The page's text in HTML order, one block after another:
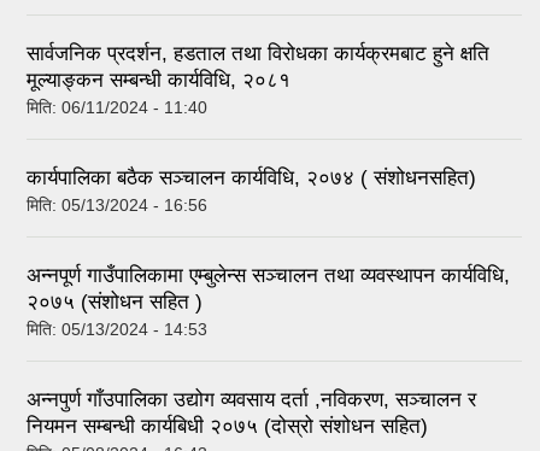
सार्वजनिक प्रदर्शन, हडताल तथा विरोधका कार्यक्रमबाट हुने क्षति
मूल्याङ्कन सम्बन्धी कार्यविधि, २०८१
मिति: 06/11/2024 - 11:40
कार्यपालिका बठैक सञ्चालन कार्यविधि, २०७४ ( संशोधनसहित)
मिति: 05/13/2024 - 16:56
अन्नपूर्ण गाउँपालिकामा एम्बुलेन्स सञ्चालन तथा व्यवस्थापन कार्यविधि,
२०७५ (संशोधन सहित )
मिति: 05/13/2024 - 14:53
अन्नपुर्ण गाँउपालिका उद्योग व्यवसाय दर्ता ,नविकरण, सञ्चालन र
नियमन सम्बन्धी कार्यबिधी २०७५ (दोस्रो संशोधन सहित)